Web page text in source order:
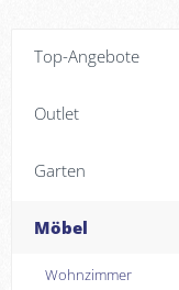
Top-Angebote
Outlet
Garten
Möbel
Wohnzimmer